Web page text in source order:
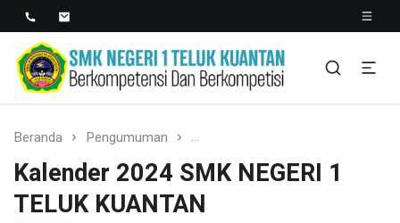
SMK NEGERI 1 TELUK
KUANTAN
Berkopetensi Dan Berkompetisi
Beranda Pengumuman Kalender 2024 SMK NEGERI 1
Kalender 2024 SMK NEGERI 1
TELUK KUANTAN